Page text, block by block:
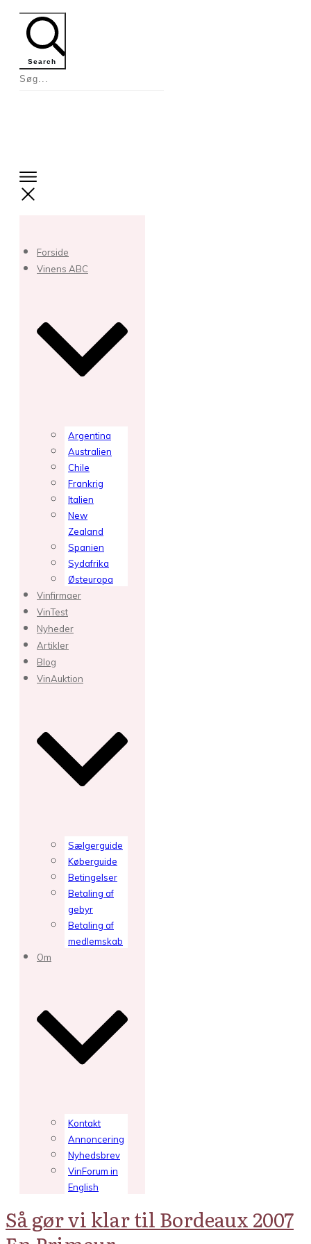
Search
Forside
Vinens ABC
Argentina
Australien
Chile
Frankrig
Italien
New
Zealand
Spanien
Sydafrika
Østeuropa
Vinfirmaer
VinTest
Nyheder
Artikler
Blog
VinAuktion
Sælgerguide
Køberguide
Betingelser
Betaling af
gebyr
Betaling af
medlemskab
Om
Kontakt
Annoncering
Nyhedsbrev
VinForum in
English
Så gør vi klar til Bordeaux 2007